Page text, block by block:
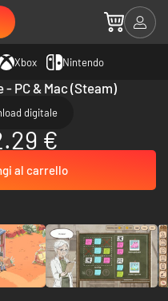
Xbox Nintendo
PC & Mac (Steam)
digitale
€
al carrello